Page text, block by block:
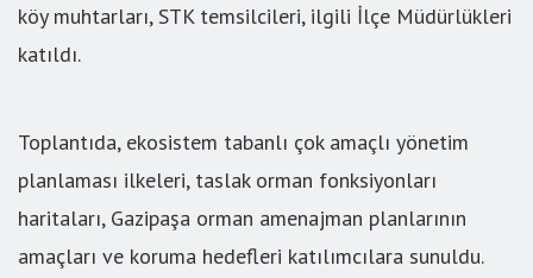
köy muhtarları, STK temsilcileri, ilgili İlçe Müdürlükleri
katıldı.
Toplantıda, ekosistem tabanlı çok amaçlı yönetim
planlaması ilkeleri, taslak orman fonksiyonları
haritaları, Gazipaşa orman amenajman planlarının
amaçları ve koruma hedefleri katılımcılara sunuldu.